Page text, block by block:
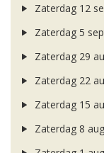
Zaterdag 12
Zaterdag 5
Zaterdag 29
Zaterdag 22
Zaterdag 15
Zaterdag 8